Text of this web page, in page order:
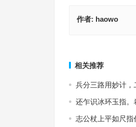
作者: haowo
相关推荐
兵分三路用妙计
还乍识冰环玉指
志公杖上平如尺